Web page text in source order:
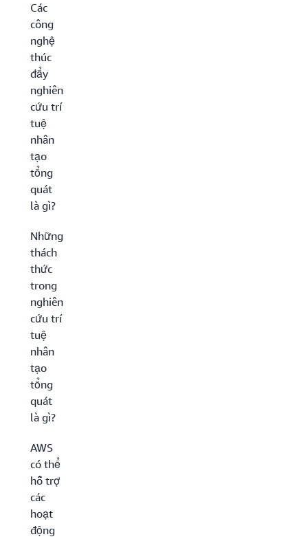
Các
công
nghệ
thúc
đẩy
nghiên
cứu trí
tuệ
nhân
tạo
tổng
quát
là gì?
Những
thách
thức
trong
nghiên
cứu trí
tuệ
nhân
tạo
tổng
quát
là gì?
AWS
có thể
hỗ trợ
các
hoạt
động